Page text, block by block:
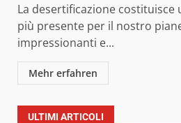
La desertificazione costituisce
più presente per il nostro
impressionanti e...
Mehr erfahren
ULTIMI ARTICOLI